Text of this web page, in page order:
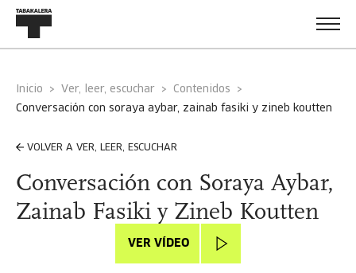
Inicio Ver, leer, escuchar
Contenidos
conversación con soraya aybar, zainab fasiki y zineb koutten
VOLVER A VER, LEER, ESCUCHAR
Conversación con Soraya Aybar,
Zainab Fasiki y Zineb Koutten
VER VÍDEO